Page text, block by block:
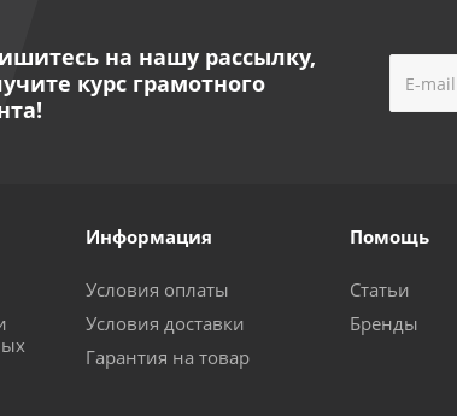
на нашу рассылку,
курс грамотного
Информация
Условия оплаты
Условия доставки
Гарантия на товар
Помощь
Статьи
Бренды